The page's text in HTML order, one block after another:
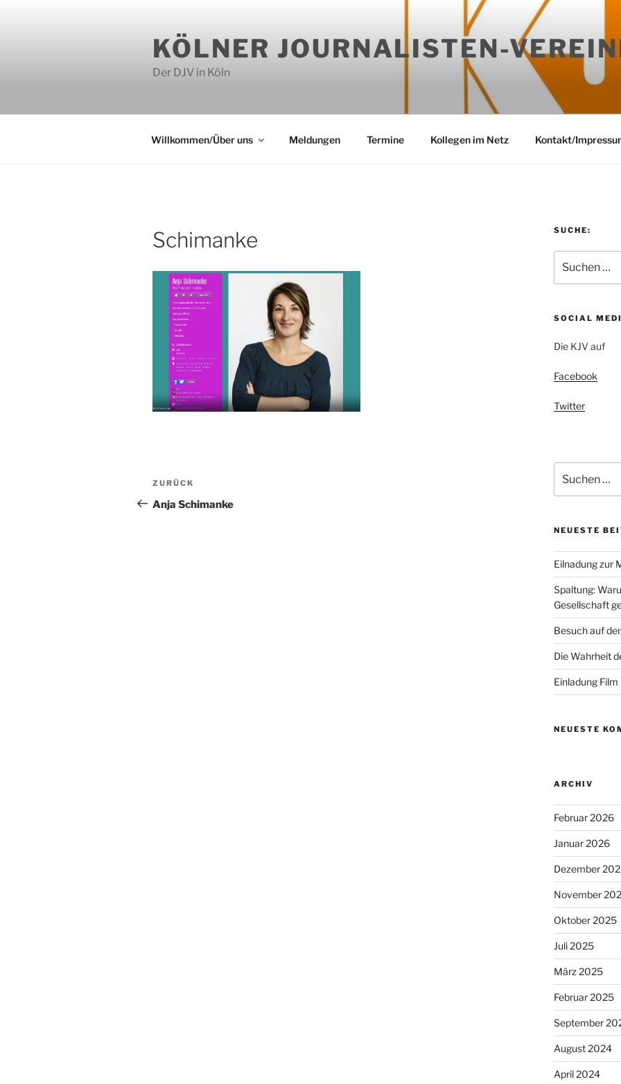
KÖLNER JOURNALISTEN-
Der DJV in Köln
Willkommen/Über uns Meldungen Termine Kollegen im Netz Kontakt/
Schimanke
Beitragsnavigation
Vorheriger
Beitrag
ZURÜCK
Anja Schimanke
SUCHE:
nach:
SOCIAL
Die KJV auf
Facebook
Twitter
nach:
NEUESTE
Eilnadung zur
Spaltung:
Gesellschaft
Besuch auf
Die Wahrheit
Einladung
NEUESTE
ARCHIV
Februar 2026
Januar 2026
Dezember
November
Oktober 2025
Juli 2025
März 2025
Februar 2025
September
August 2024
April 2024